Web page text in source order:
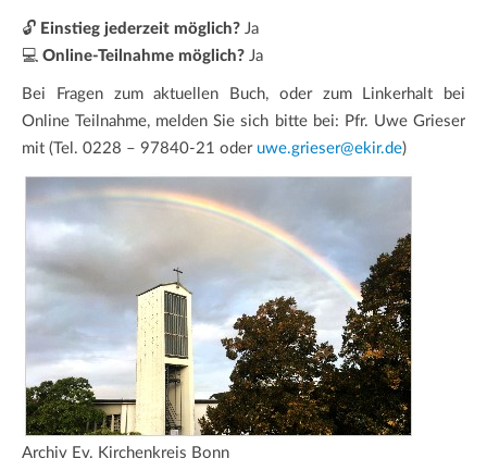
🔓 Einstieg jederzeit möglich? Ja
💻 Online-Teilnahme möglich? Ja
Bei Fragen zum aktuellen Buch, oder zum Linkerhalt bei
Online Teilnahme, melden Sie sich bitte bei: Pfr. Uwe Grieser
mit (Tel. 0228 – 97840-21 oder uwe.grieser@ekir.de)
Archiv Ev. Kirchenkreis Bonn